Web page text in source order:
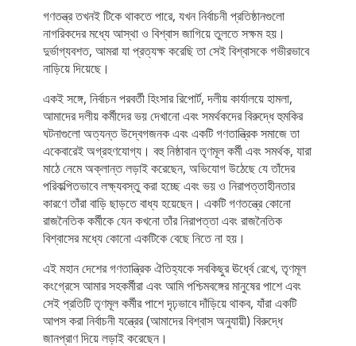
গণতন্ত্র তখনই টিকে থাকতে পারে, যখন নির্বাচনী প্রতিষ্ঠানগুলো
নাগরিকদের মধ্যে আস্থা ও বিশ্বাস জাগিয়ে তুলতে সক্ষম হয়।
দুর্ভাগ্যবশত, আমরা যা প্রত্যক্ষ করেছি তা সেই বিশ্বাসকে গভীরভাবে
নাড়িয়ে দিয়েছে।
একই সঙ্গে, নির্বাচন পরবর্তী হিংসার রিপোর্ট, দলীয় কার্যালয়ে হামলা,
আমাদের দলীয় কর্মীদের ভয় দেখানো এবং সমর্থকদের বিরুদ্ধে হুমকির
ঘটনাগুলো অত্যন্ত উদ্বেগজনক এবং একটি গণতান্ত্রিক সমাজে তা
একেবারেই অগ্রহণযোগ্য। বহু নিষ্ঠাবান তৃণমূল কর্মী এবং সমর্থক, যারা
মাঠে নেমে অক্লান্ত লড়াই করেছেন, অভিযোগ উঠেছে যে তাঁদের
পরিকল্পিতভাবে লক্ষ্যবস্তু করা হচ্ছে এবং ভয় ও নিরাপত্তাহীনতার
কারণে তাঁরা বাড়ি ছাড়তে বাধ্য হয়েছেন। একটি গণতন্ত্রে কোনো
রাজনৈতিক কর্মীকে যেন কখনো তাঁর নিরাপত্তা এবং রাজনৈতিক
বিশ্বাসের মধ্যে কোনো একটিকে বেছে নিতে না হয়।
এই মহান দেশের গণতান্ত্রিক ঐতিহ্যকে সবকিছুর ঊর্ধ্বে রেখে, তৃণমূল
কংগ্রেসে আমার সহকর্মীরা এবং আমি পশ্চিমবঙ্গের মানুষের পাশে এবং
সেই প্রতিটি তৃণমূল কর্মীর পাশে দৃঢ়ভাবে দাঁড়িয়ে থাকব, যাঁরা একটি
আপস করা নির্বাচনী যন্ত্রের (আমাদের বিশ্বাস অনুযায়ী) বিরুদ্ধে
জানপ্রাণ দিয়ে লড়াই করেছেন।